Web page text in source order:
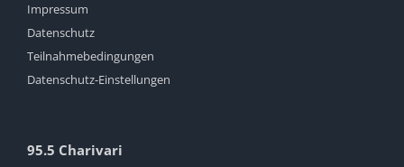
Impressum
Datenschutz
Teilnahmebedingungen
Datenschutz-Einstellungen
95.5 Charivari